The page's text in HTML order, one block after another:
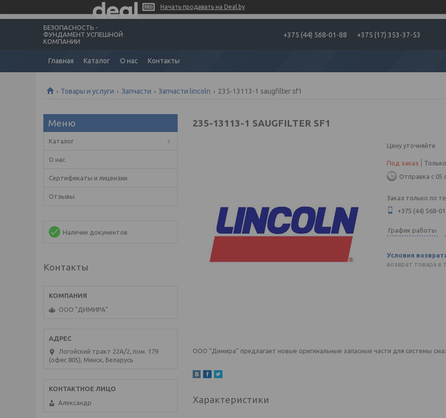
Начать продавать на Deal.by
БЕЗОПАСНОСТЬ -
ФУНДАМЕНТ УСПЕШНОЙ
КОМПАНИИ
+375 (44) 568-01-88 +375 (17) 353-37-53
Главная Каталог О нас Контакты
Товары и услуги Запчасти Запчасти lincoln 235-13113-1 saugfilter sf1
235-13113-1 SAUGFILTER SF1
Цену уточняйте
Под заказ
Отправка с 05
Заказ только по
+375 (44) 568-
График работы
возврат товара в
ООО “Димира” предлагает новые оригинальные запасные части для системы
Характеристики
Каталог
О нас
Сертификаты и лицензии
Отзывы
Наличие документов
Контакты
ООО "ДИМИРА"
Логойский тракт 22А/2, пом. 179
(офис 805), Минск, Беларусь
Александр